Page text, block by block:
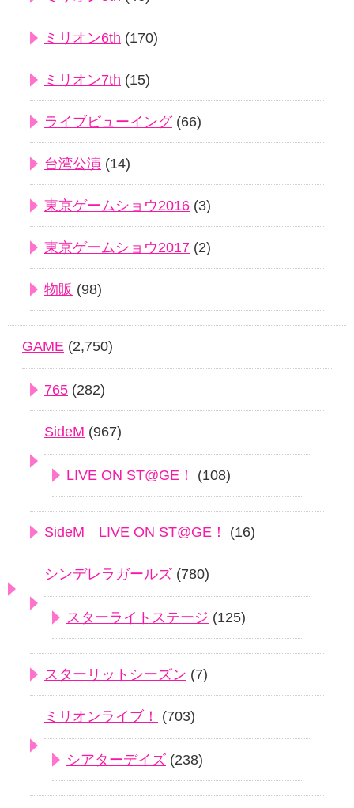
ミリオン6th (170)
ミリオン7th (15)
ライブビューイング(66)
台湾公演 (14)
東京ゲームショウ2016 (3)
東京ゲームショウ2017 (2)
物販 (98)
GAME (2,750)
765 (282)
SideM (967)
LIVE ON ST@GE！ (108)
SideM LIVE ON ST@GE！ (16)
シンデレラガールズ (780)
スターライトステージ (125)
スターリットシーズン (7)
ミリオンライブ！ (703)
シアターデイズ (238)